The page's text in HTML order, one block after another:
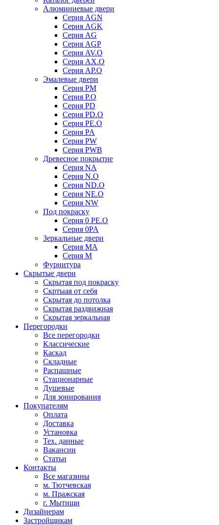
Алюминиевые двери
Серия AGN
Серия AGK
Серия AG
Серия AGP
Серия AV.O
Серия AX.O
Серия AP.O
Эмалевые двери
Серия PM
Серия P.O
Серия PD
Серия PD.O
Серия PE.O
Серия PA
Серия PW
Серия PWB
Древесное покрытие
Серия NA
Серия N.O
Серия ND.O
Серия NE.O
Серия NW
Под покраску
Серия 0 PE.O
Серия 0PA
Зеркальные двери
Серия MA
Серия M
Фурнитура
Скрытые двери
Скрытая под покраску
Скртыая от себя
Скрытая до потолка
Скрытая раздвижная
Скрытая зеркальная
Перегородки
Все перегородки
Классические
Каскад
Складные
Распашные
Стационарные
Душевые
Для зонирования
Покупателям
Оплата
Доставка
Установка
Тех. данные
Вакансии
Статьи
Контакты
Все магазины
м. Тютчевская
м. Пражская
г. Мытищи
Дизайнерам
Застройщикам